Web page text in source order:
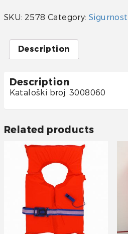
quantity
SKU: 2578 Category:
Description
Description
Kataloški broj: 3008060
Related products